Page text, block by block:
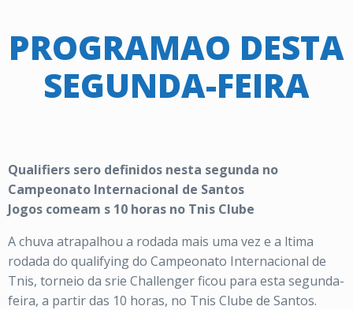
PROGRAMAO DESTA
SEGUNDA-FEIRA
Qualifiers sero definidos nesta segunda no
Campeonato Internacional de Santos
Jogos comeam s 10 horas no Tnis Clube
A chuva atrapalhou a rodada mais uma vez e a ltima
rodada do qualifying do Campeonato Internacional de
Tnis, torneio da srie Challenger ficou para esta segunda-
feira, a partir das 10 horas, no Tnis Clube de Santos.